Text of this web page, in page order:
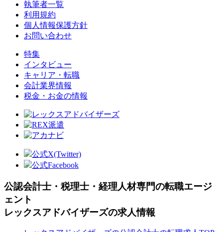
執筆者一覧
利用規約
個人情報保護方針
お問い合わせ
特集
インタビュー
キャリア・転職
会計業界情報
税金・お金の情報
公式X(Twitter)
公式Facebook
公認会計士・税理士・経理人材専門の転職エージ
ェント
レックスアドバイザーズの求人情報